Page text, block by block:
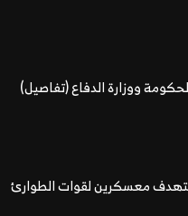
ووزارة الدفاع (تفاصيل)
استهدف معسكرين لقوات الطوارئ